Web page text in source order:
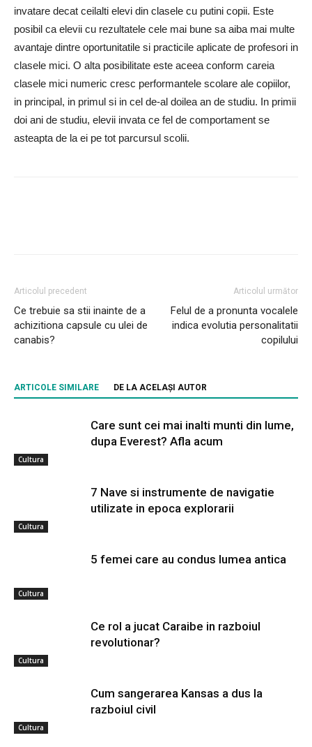
invatare decat ceilalti elevi din clasele cu putini copii. Este
posibil ca elevii cu rezultatele cele mai bune sa aiba mai multe
avantaje dintre oportunitatile si practicile aplicate de profesori in
clasele mici. O alta posibilitate este aceea conform careia
clasele mici numeric cresc performantele scolare ale copiilor,
in principal, in primul si in cel de-al doilea an de studiu. In primii
doi ani de studiu, elevii invata ce fel de comportament se
asteapta de la ei pe tot parcursul scolii.
Articolul precedent
Ce trebuie sa stii inainte de a
achizitiona capsule cu ulei de
canabis?
Articolul următor
Felul de a pronunta vocalele
indica evolutia personalitatii
copilului
ARTICOLE SIMILARE DE LA ACELAȘI AUTOR
Cultura
Care sunt cei mai inalti munti din lume,
dupa Everest? Afla acum
Cultura
7 Nave si instrumente de navigatie
utilizate in epoca explorarii
Cultura
5 femei care au condus lumea antica
Cultura
Ce rol a jucat Caraibe in razboiul
revolutionar?
Cultura
Cum sangerarea Kansas a dus la
razboiul civil